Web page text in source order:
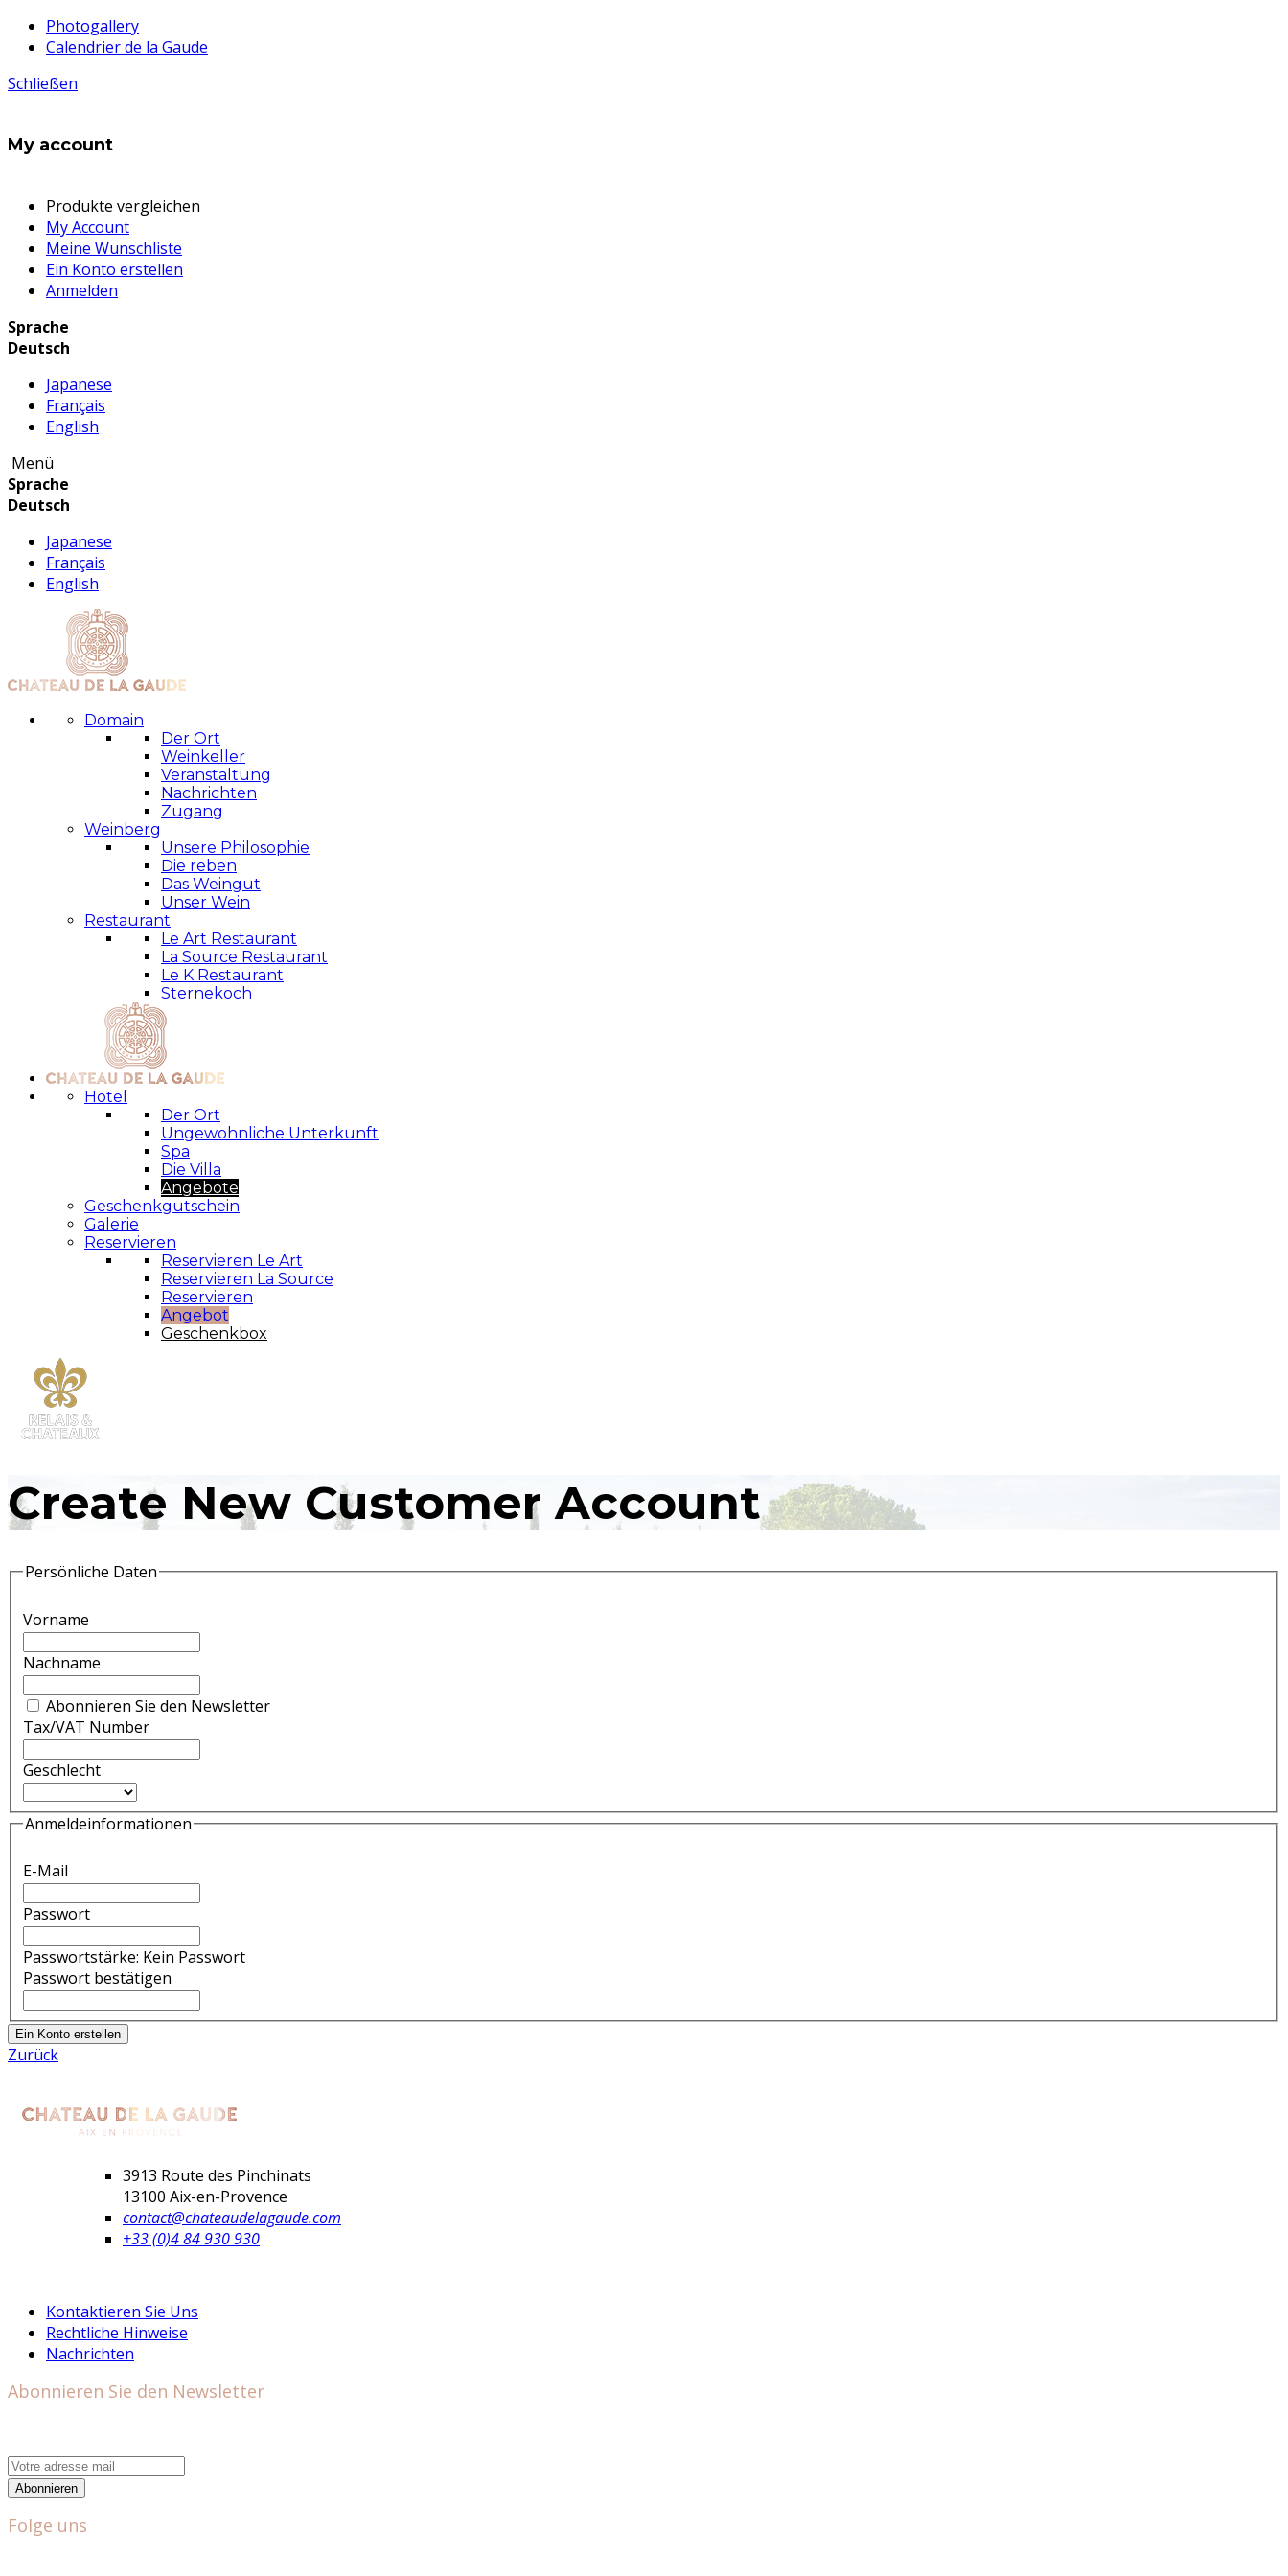
Photogallery
Calendrier de la Gaude
Schließen
My account
Produkte vergleichen
My Account
Meine Wunschliste
Ein Konto erstellen
Anmelden
Sprache
Deutsch
Japanese
Français
English
Menü
Sprache
Deutsch
Japanese
Français
English
Domain
Der Ort
Weinkeller
Veranstaltung
Nachrichten
Zugang
Weinberg
Unsere Philosophie
Die reben
Das Weingut
Unser Wein
Restaurant
Le Art Restaurant
La Source Restaurant
Le K Restaurant
Sternekoch
Hotel
Der Ort
Ungewohnliche Unterkunft
Spa
Die Villa
Angebote
Geschenkgutschein
Galerie
Reservieren
Reservieren Le Art
Reservieren La Source
Reservieren
Angebot
Geschenkbox
Create New Customer Account
Persönliche Daten
Vorname
Nachname
Abonnieren Sie den Newsletter
Tax/VAT Number
Geschlecht
Anmeldeinformationen
E-Mail
Passwort
Passwortstärke: Kein Passwort
Passwort bestätigen
Ein Konto erstellen
Zurück
3913 Route des Pinchinats
13100 Aix-en-Provence
contact@chateaudelagaude.com
+33 (0)4 84 930 930
Kontaktieren Sie Uns
Rechtliche Hinweise
Nachrichten
Abonnieren Sie den Newsletter
Abonnieren
Folge uns